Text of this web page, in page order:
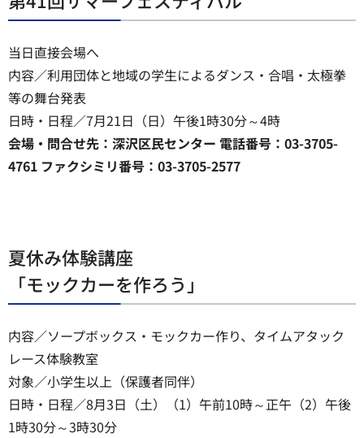
当日直接会場へ
内容／利用団体と地域の学生によるダンス・合唱・太極拳
等の舞台発表
日時・日程／7月21日（日）午後1時30分～4時
会場・問合せ先：深沢区民センター 電話番号：03-3705-
4761 ファクシミリ番号：03-3705-2577
夏休み体験講座
「モックカーを作ろう」
内容／ソープボックス・モックカー作り、タイムアタック
レース体験教室
対象／小学生以上（保護者同伴）
日時・日程／8月3日（土）（1）午前10時～正午（2）午後
1時30分～3時30分